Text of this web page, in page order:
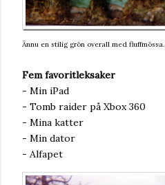
Ännu en stilig grön overall med fluffmössa.
Fem favoritleksaker
- Min iPad
- Tomb raider på Xbox 360
- Mina katter
- Min dator
- Alfapet